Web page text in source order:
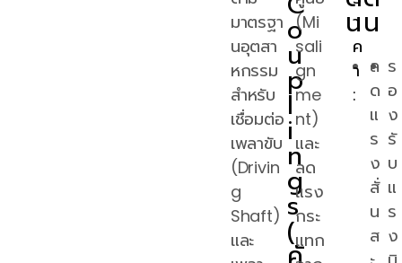
มาตรฐา
นอุตสา
หกรรม
สำหรับ
เชื่อมต่อ
เพลาขับ
(Drivin
g
Shaft)
และ
o
u
p
l
i
n
g
s
(
(Mi
sali
gn
me
nt)
และ
ลด
แรง
กระ
แทก
น
ล
ด
แ
ร
ง
สั่
น
ส
น
ร
อ
ง
รั
บ
แ
ร
ง
า
ค
า
: